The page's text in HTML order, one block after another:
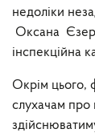
недоліки
Оксана
інспекційна
Окрім цього,
слухачам про